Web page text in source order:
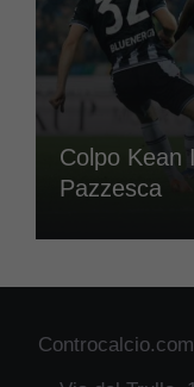
Colpo Kean
Pazzesca